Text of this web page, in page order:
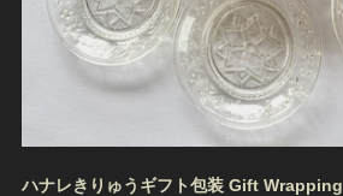
ハナレきりゅうギフト包装 Gift Wrapping